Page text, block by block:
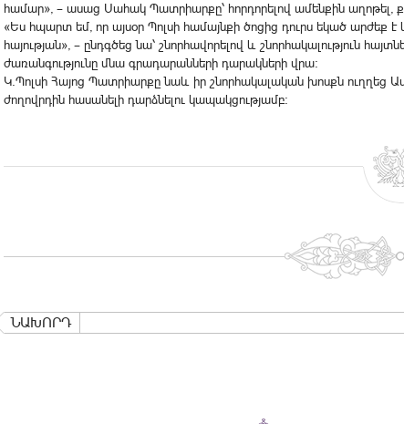
համար», – ասաց Սահակ Պատրիարքը՝ հորդորելով ամենքին աղոթել,
«Ես հպարտ եմ, որ այսօր Պոլսի համայնքի ծոցից դուրս եկած արժեք
հայության», – ընդգծեց նա՝ շնորհավորելով և շնորհակալություն
ժառանգությունը մնա գրադարանների դարակների վրա:
Կ.Պոլսի Հայոց Պատրիարքը նաև իր շնորհակալական խոսքն ուղղեց
ժողովրդին հասանելի դարձնելու կապակցությամբ:
ՆԱԽՈՐԴ